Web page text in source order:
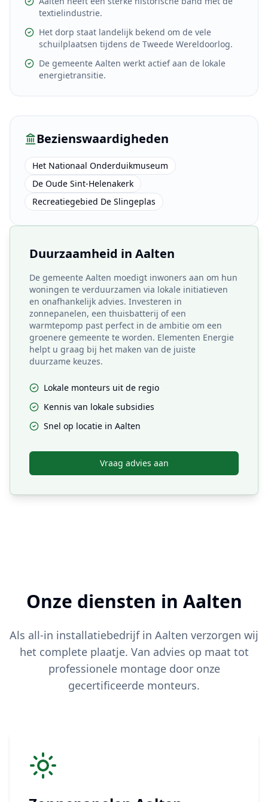
textielindustrie.
Het dorp staat landelijk bekend om de vele
schuilplaatsen tijdens de Tweede Wereldoorlog.
De gemeente Aalten werkt actief aan de lokale
energietransitie.
Bezienswaardigheden
Het Nationaal Onderduikmuseum
De Oude Sint-Helenakerk
Recreatiegebied De Slingeplas
Duurzaamheid in Aalten
De gemeente Aalten moedigt inwoners aan om hun
woningen te verduurzamen via lokale initiatieven
en onafhankelijk advies. Investeren in
zonnepanelen, een thuisbatterij of een
warmtepomp past perfect in de ambitie om een
groenere gemeente te worden. Elementen Energie
helpt u graag bij het maken van de juiste
duurzame keuzes.
Lokale monteurs uit de regio
Kennis van lokale subsidies
Snel op locatie in Aalten
Vraag advies aan
Onze diensten in Aalten
Als all-in installatiebedrijf in Aalten verzorgen wij
het complete plaatje. Van advies op maat tot
professionele montage door onze
gecertificeerde monteurs.